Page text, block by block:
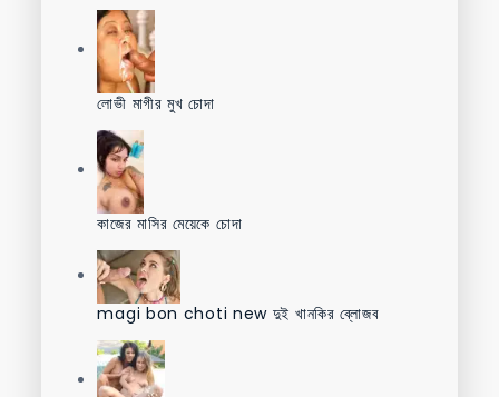
লোভী মাগীর মুখ চোদা
কাজের মাসির মেয়েকে চোদা
magi bon choti new দুই খানকির ব্লোজব